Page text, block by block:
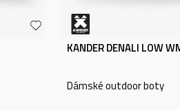
KANDER DENALI LOW
Dámské outdoor boty